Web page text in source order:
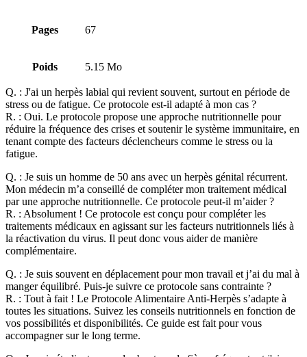
Pages 67
Poids 5.15 Mo
Q. : J'ai un herpès labial qui revient souvent, surtout en période de
stress ou de fatigue. Ce protocole est-il adapté à mon cas ?
R. : Oui. Le protocole propose une approche nutritionnelle pour
réduire la fréquence des crises et soutenir le système immunitaire, en
tenant compte des facteurs déclencheurs comme le stress ou la
fatigue.
Q. : Je suis un homme de 50 ans avec un herpès génital récurrent.
Mon médecin m’a conseillé de compléter mon traitement médical
par une approche nutritionnelle. Ce protocole peut-il m’aider ?
R. : Absolument ! Ce protocole est conçu pour compléter les
traitements médicaux en agissant sur les facteurs nutritionnels liés à
la réactivation du virus. Il peut donc vous aider de manière
complémentaire.
Q. : Je suis souvent en déplacement pour mon travail et j’ai du mal à
manger équilibré. Puis-je suivre ce protocole sans contrainte ?
R. : Tout à fait ! Le Protocole Alimentaire Anti-Herpès s’adapte à
toutes les situations. Suivez les conseils nutritionnels en fonction de
vos possibilités et disponibilités. Ce guide est fait pour vous
accompagner sur le long terme.